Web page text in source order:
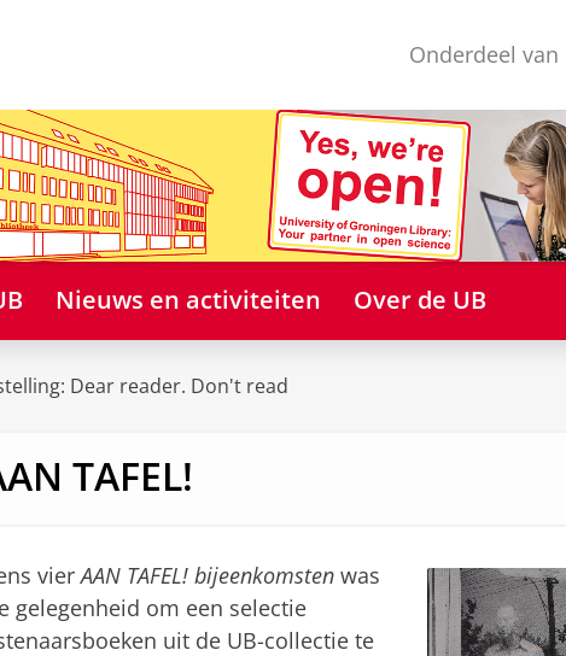
Onderdeel
Nieuws en activiteiten Over de UB
Dear reader. Don't read
TAFEL!
vierAAN TAFEL! bijeenkomsten was
gelegenheid om een selectie
uit de UB-collectie te